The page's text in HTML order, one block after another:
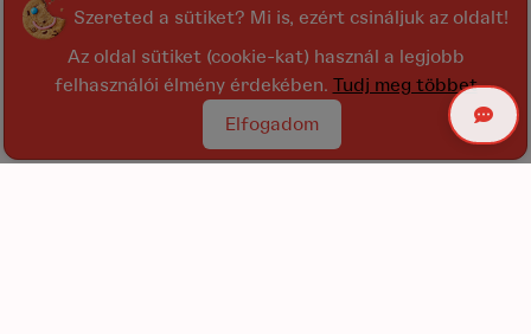
Szereted a sütiket? Mi is, ezért csináljuk az oldalt!
Az oldal sütiket (cookie-kat) használ a legjobb
felhasználói élmény érdekében. Tudj meg többet
Elfogadom